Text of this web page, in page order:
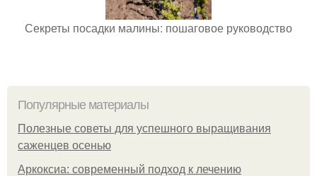
Секреты посадки малины: пошаговое руководство
Популярные материалы
Полезные советы для успешного выращивания
саженцев осенью
Аркоксиа: современный подход к лечению